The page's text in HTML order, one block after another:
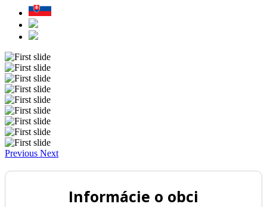
Previous Next
Informácie o obci